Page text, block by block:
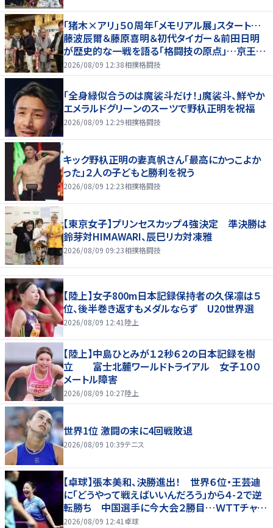
「猪木×アリ」５０周年「メモリアル展」スタート…
藤波辰爾＆藤原喜明＆初代タイガー＆前田日明
が歴史的な一戦を語る「格闘技の原点」…京王プ
ラザホテルで３１日まで
2026/08/09 12:38相撲格闘技
「全身緑似合うのは魔裟斗だけ！」魔裟斗、鮮やか
エメラルドグリーンのスーツで野杁正明を祝福
2026/08/09 12:29相撲格闘技
キック野杁正明の妻真帆さん「最高にかっこよか
った」２人の子どもと勝利を祝う
2026/08/09 12:23相撲格闘技
【東京女子】プリンセスカップ４強決定 準決勝は
鈴芽対HIMAWARI、辰巳リカ対凍雅
2026/08/09 09:23相撲格闘技
【陸上】女子800m日本記録保持者の久保凛は５
位、後半巻き返すもメダルならず U20世界選
2026/08/09 12:41 陸上
【陸上】中島ひとみが１２秒６２の日本記録を樹
立 富士北麓ワールドトライアル 女子１００
メートル障害
2026/08/09 10:27陸上
世界1位 激闘の末に4回戦敗退
2026/08/09 10:39テニス
【卓球】張本美和、決勝進出！ 世界６位・王芸迪
に「どうやって戦えばいいんだろう」から４-２で逆
転勝ち 中国選手に今大会２勝目…ＷＴＴチャン
ピオンズ横浜
2026/08/09 12:41 卓球